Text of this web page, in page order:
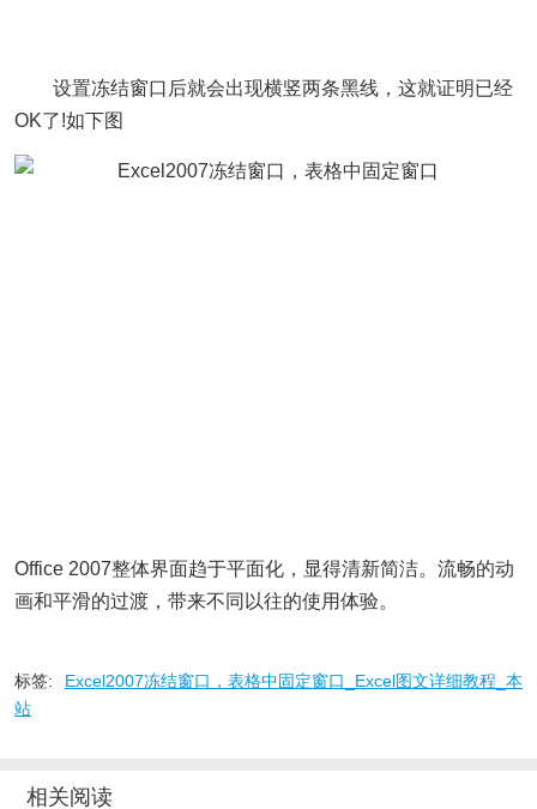
设置冻结窗口后就会出现横竖两条黑线，这就证明已经
OK了!如下图
Office 2007整体界面趋于平面化，显得清新简洁。流畅的动
画和平滑的过渡，带来不同以往的使用体验。
标签:
Excel2007冻结窗口，表格中固定窗口_Excel图文详细教程_本
站
相关阅读